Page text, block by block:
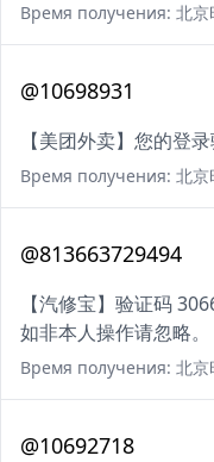
Время получения: 北京
@10698931
【美团外卖】您的登
Время получения: 北京
@813663729494
【汽修宝】验证码
如非本人操作请忽略。
Время получения: 北京
@10692718